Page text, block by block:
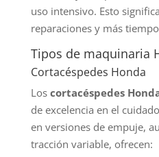
uso intensivo. Esto
reparaciones y más
Tipos de maquinaria
Cortacéspedes Honda
Los cortacéspedes
de excelencia en el
en versiones de empuje,
tracción variable, ofrecen: